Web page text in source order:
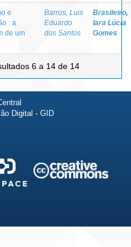
e
: a
de um
Barros, Luis
Eduardo
dos Santos
Brasileiro,
Iara Lúcia
Gomes
6 a 14 de 14
Digital - GID